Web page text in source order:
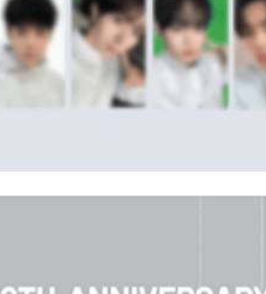
結果請求用戶進行身份認證。
５．嚴禁一人註冊多個帳號或使用他人
形，恩沛科技股份有限公司將有權停止
動。
亞洲國家/地區配送
北美國家/地區配送
歐洲國家/地區配送